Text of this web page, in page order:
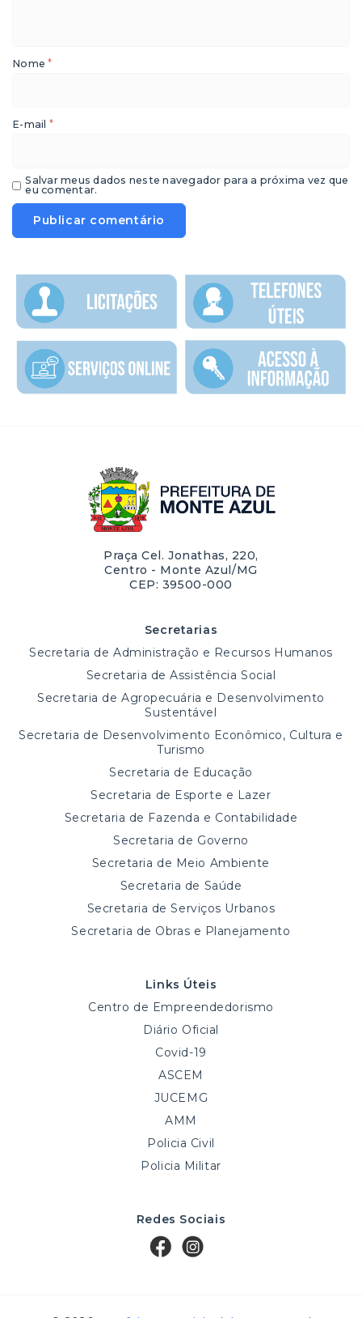
Nome*
E-mail *
Salvar meus dados neste navegador para a próxima vez que
eu comentar.
Praça Cel. Jonathas, 220,
Centro - Monte Azul/MG
CEP: 39500-000
Secretarias
Secretaria de Administração e Recursos Humanos
Secretaria de Assistência Social
Secretaria de Agropecuária e Desenvolvimento
Sustentável
Secretaria de Desenvolvimento Econômico, Cultura e
Turismo
Secretaria de Educação
Secretaria de Esporte e Lazer
Secretaria de Fazenda e Contabilidade
Secretaria de Governo
Secretaria de Meio Ambiente
Secretaria de Saúde
Secretaria de Serviços Urbanos
Secretaria de Obras e Planejamento
Links Úteis
Centro de Empreendedorismo
Diário Oficial
Covid-19
ASCEM
JUCEMG
AMM
Policia Civil
Policia Militar
Redes Sociais